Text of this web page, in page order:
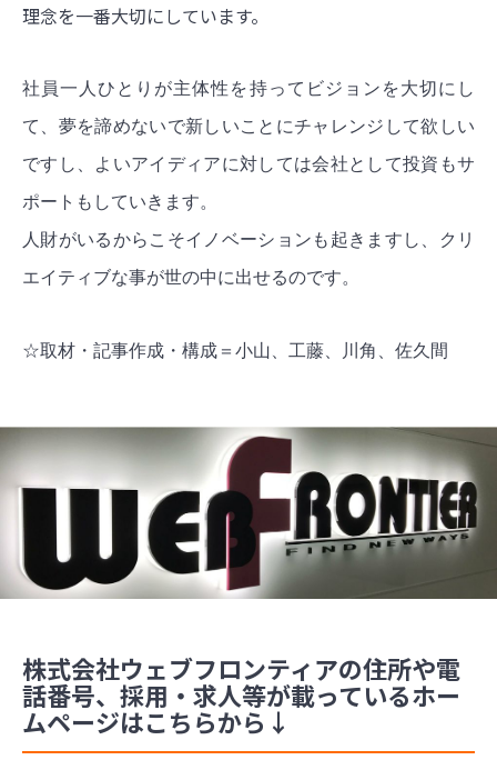
理念を一番大切にしています。
社員一人ひとりが主体性を持ってビジョンを大切にし
て、夢を諦めないで新しいことにチャレンジして欲しい
ですし、よいアイディアに対しては会社として投資もサ
ポートもしていきます。
人財がいるからこそイノベーションも起きますし、クリ
エイティブな事が世の中に出せるのです。
☆取材・記事作成・構成＝小山、工藤、川角、佐久間
株式会社ウェブフロンティアの住所や電
話番号、採用・求人等が載っているホー
ムページはこちらから↓